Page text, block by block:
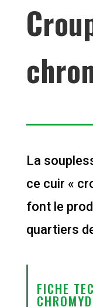
La
ce cuir «
font le
quartiers
FICHE